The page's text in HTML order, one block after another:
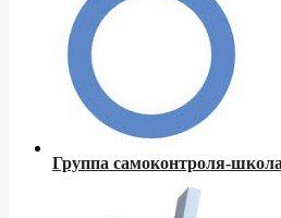
Группа самоконтроля-